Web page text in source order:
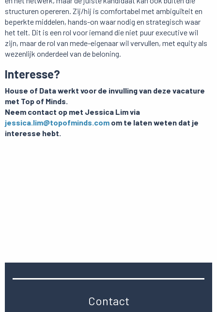
structuren opereren. Zij/hij is comfortabel met ambiguïteit en
beperkte middelen, hands-on waar nodig en strategisch waar
het telt. Dit is een rol voor iemand die niet puur executive wil
zijn, maar de rol van mede-eigenaar wil vervullen, met equity als
wezenlijk onderdeel van de beloning.
Interesse?
House of Data werkt voor de invulling van deze vacature
met Top of Minds.
Neem contact op met Jessica Lim via
jessica.lim@topofminds.com om te laten weten dat je
interesse hebt.
Contact